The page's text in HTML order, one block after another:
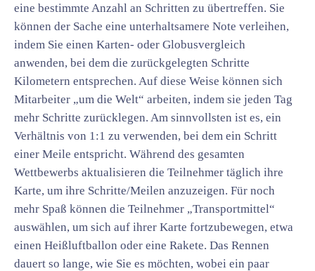
eine bestimmte Anzahl an Schritten zu übertreffen. Sie
können der Sache eine unterhaltsamere Note verleihen,
indem Sie einen Karten- oder Globusvergleich
anwenden, bei dem die zurückgelegten Schritte
Kilometern entsprechen. Auf diese Weise können sich
Mitarbeiter „um die Welt“ arbeiten, indem sie jeden Tag
mehr Schritte zurücklegen. Am sinnvollsten ist es, ein
Verhältnis von 1:1 zu verwenden, bei dem ein Schritt
einer Meile entspricht. Während des gesamten
Wettbewerbs aktualisieren die Teilnehmer täglich ihre
Karte, um ihre Schritte/Meilen anzuzeigen. Für noch
mehr Spaß können die Teilnehmer „Transportmittel“
auswählen, um sich auf ihrer Karte fortzubewegen, etwa
einen Heißluftballon oder eine Rakete. Das Rennen
dauert so lange, wie Sie es möchten, wobei ein paar